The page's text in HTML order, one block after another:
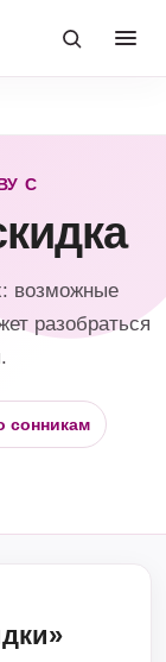
С
возможные
разобраться
сонникам